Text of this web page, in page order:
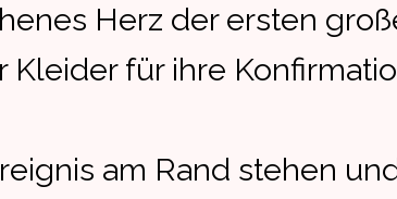
Herz der ersten
für ihre
am Rand stehen